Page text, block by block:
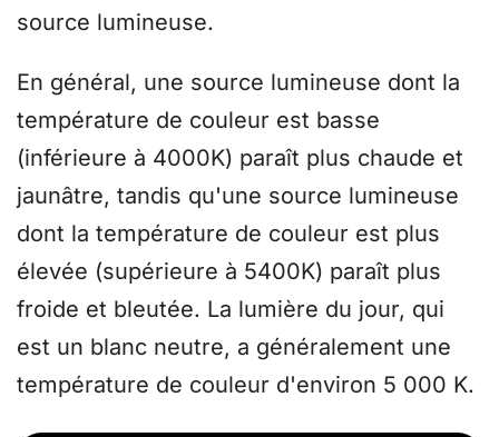
source lumineuse.
En général, une source lumineuse dont la
température de couleur est basse
(inférieure à 4000K) paraît plus chaude et
jaunâtre, tandis qu'une source lumineuse
dont la température de couleur est plus
élevée (supérieure à 5400K) paraît plus
froide et bleutée. La lumière du jour, qui
est un blanc neutre, a généralement une
température de couleur d'environ 5 000 K.